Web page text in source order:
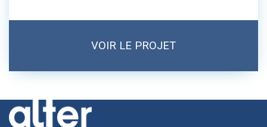
VOIR LE PROJET